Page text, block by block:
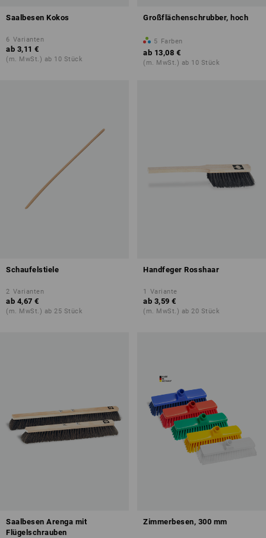
Saalbesen Kokos
6 Varianten
ab 3,11 €
(m. MwSt.) ab 10 Stück
Großflächenschrubber, hoch
5 Farben
ab 13,08 €
(m. MwSt.) ab 10 Stück
Schaufelstiele
2 Varianten
ab 4,67 €
(m. MwSt.) ab 25 Stück
Handfeger Rosshaar
1 Variante
ab 3,59 €
(m. MwSt.) ab 20 Stück
Saalbesen Arenga mit
Flügelschrauben
Zimmerbesen, 300 mm